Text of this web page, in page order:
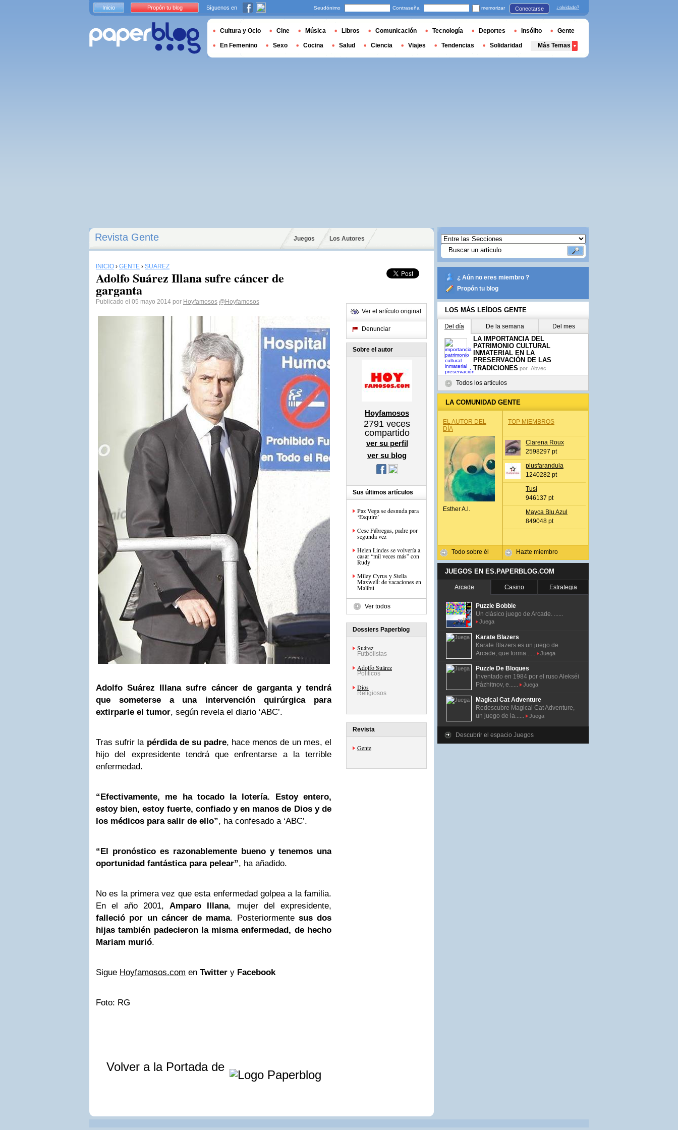
Revista Gente Juegos Los Autores
INICIO › GENTE › SUÁREZ
Adolfo Suárez Illana sufre cáncer de
garganta
Publicado el 05 mayo 2014 por Hoyfamosos @Hoyfamosos
Adolfo Suárez Illana sufre cáncer de garganta y tendrá
que someterse a una intervención quirúrgica para
extirparle el tumor, según revela el diario ‘ABC’.
Tras sufrir la pérdida de su padre, hace menos de un mes, el
hijo del expresidente tendrá que enfrentarse a la terrible
enfermedad.
“Efectivamente, me ha tocado la lotería. Estoy entero,
estoy bien, estoy fuerte, confiado y en manos de Diosy de
los médicos para salir de ello”, ha confesado a ‘ABC’.
“El pronóstico es razonablemente bueno y tenemos una
oportunidad fantástica para pelear”, ha añadido.
No es la primera vez que esta enfermedad golpea a la familia.
En el año 2001, Amparo Illana, mujer del expresidente,
falleció por un cáncer de mama. Posteriormente sus dos
hijas también padecieron la misma enfermedad, de hecho
Mariam murió.
Sigue Hoyfamosos.com en Twitter y Facebook
Foto: RG
Volver a la Portada de
Ver el artículo original
Denunciar
Sobre el autor
Hoyfamosos
2791 veces
compartido
ver su perfil
ver su blog
Sus últimos artículos
Paz Vega se desnuda para
‘Esquire’
Cesc Fábregas, padre por
segunda vez
Helen Lindes se volvería a
casar “mil veces más” con
Rudy
Miley Cyrus y Stella
Maxwell: de vacaciones en
Malibú
Ver todos
Dossiers Paperblog
Suárez
Futbolistas
Adolfo Suárez
Políticos
Dios
Religiosos
Revista
Gente
¿ Aún no eres miembro ?
Propón tu blog
LOS MÁS LEÍDOS GENTE
Del día De la semana Del mes
LA IMPORTANCIA DEL
PATRIMONIO CULTURAL
INMATERIAL EN LA
PRESERVACIÓN DE LAS
TRADICIONES por Abvec
Todos los artículos
LA COMUNIDAD GENTE
EL AUTOR DEL
DÍA
Esther A.l.
Todo sobre él
TOP MIEMBROS
Clarena Roux
2598297 pt
plusfarandula
1240282 pt
Tusi
946137 pt
Mayca Blu Azul
849048 pt
Hazte miembro
JUEGOS EN ES.PAPERBLOG.COM
Arcade Casino Estrategia
Puzzle Bobble
Un clásico juego de Arcade. ......
Juega
Karate Blazers
Karate Blazers es un juego de
Arcade, que forma......
Juega
Puzzle De Bloques
Inventado en 1984 por el ruso Alekséi
Pázhitnov, e......
Juega
Magical Cat Adventure
Redescubre Magical Cat Adventure,
un juego de la......
Juega
Descubrir el espacio Juegos
Inicio Propón tu blog Síguenos en Seudónimo Contraseña memorizar Conectarse ¿olvidado?
Cultura y Ocio Cine Música Libros Comunicación Tecnología Deportes Insólito Gente
En Femenino Sexo Cocina Salud Ciencia Viajes Tendencias Solidaridad Más Temas